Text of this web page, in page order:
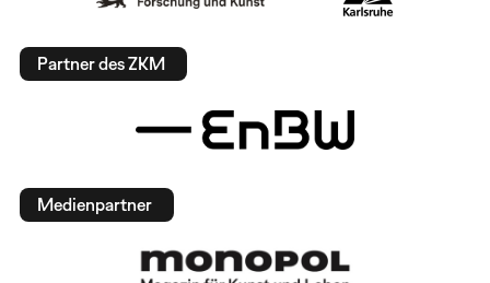
Partner des ZKM
Medienpartner